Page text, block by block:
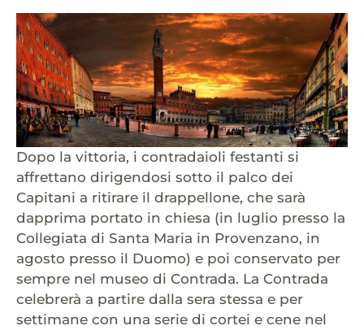
Dopo la vittoria, i contradaioli festanti si
affrettano dirigendosi sotto il palco dei
Capitani a ritirare il drappellone, che sarà
dapprima portato in chiesa (in luglio presso la
Collegiata di Santa Maria in Provenzano, in
agosto presso il Duomo) e poi conservato per
sempre nel museo di Contrada. La Contrada
celebrerà a partire dalla sera stessa e per
settimane con una serie di cortei e cene nel